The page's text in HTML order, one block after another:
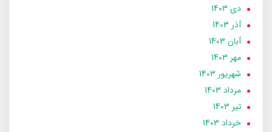
دی 1403
آذر 1403
آبان 1403
مهر 1403
شهریور 1403
مرداد 1403
تير 1403
خرداد 1403